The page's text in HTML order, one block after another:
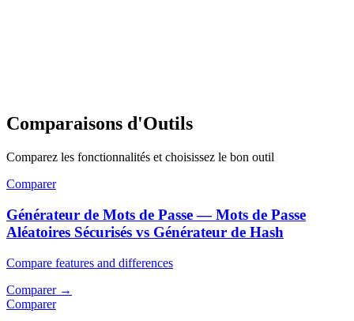
Comparaisons d'Outils
Comparez les fonctionnalités et choisissez le bon outil
Comparer
Générateur de Mots de Passe — Mots de Passe
Aléatoires Sécurisés vs Générateur de Hash
Compare features and differences
Comparer→
Comparer